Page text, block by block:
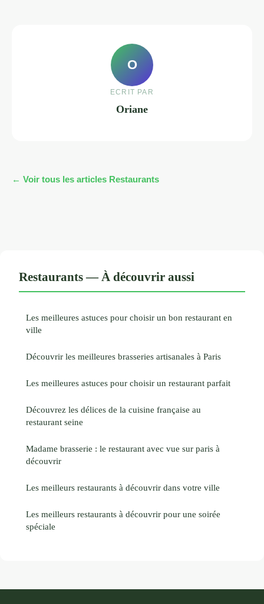
O
ECRIT PAR
Oriane
← Voir tous les articles Restaurants
Restaurants — À découvrir aussi
Les meilleures astuces pour choisir un bon restaurant en
ville
Découvrir les meilleures brasseries artisanales à Paris
Les meilleures astuces pour choisir un restaurant parfait
Découvrez les délices de la cuisine française au
restaurant seine
Madame brasserie : le restaurant avec vue sur paris à
découvrir
Les meilleurs restaurants à découvrir dans votre ville
Les meilleurs restaurants à découvrir pour une soirée
spéciale